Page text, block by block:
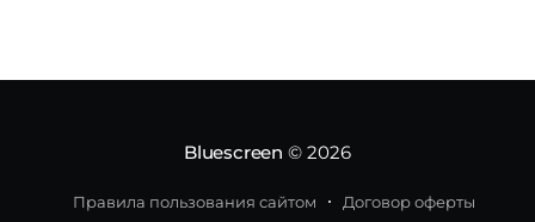
Bluescreen © 2026
Правила пользования сайтом
Договор оферты